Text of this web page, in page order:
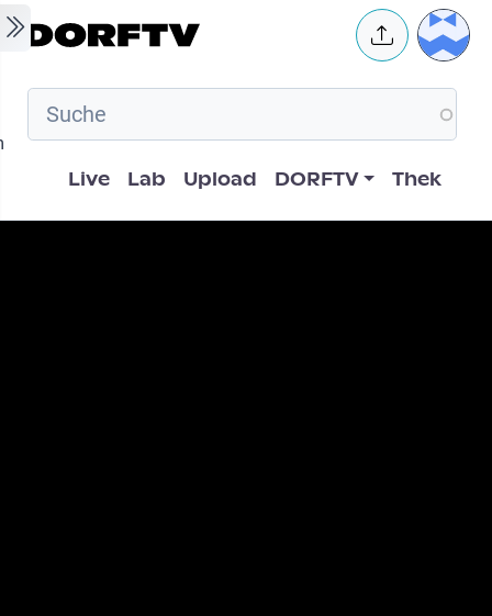
Skip to main content User
Hauptnavigation
Live Lab Upload DORFTV Thek